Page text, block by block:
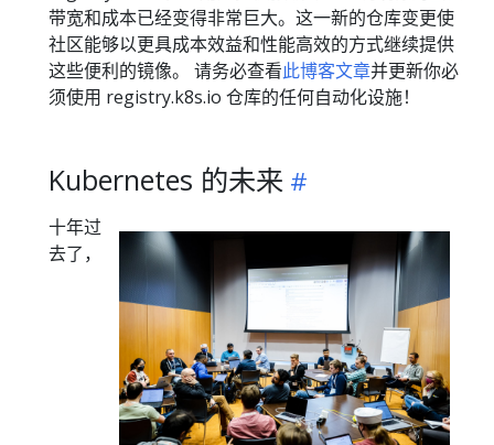
带宽和成本已经变得非常巨大。这一新的仓库变更使
社区能够以更具成本效益和性能高效的方式继续提供
这些便利的镜像。 请务必查看此博客文章并更新你必
须使用 registry.k8s.io 仓库的任何自动化设施！
Kubernetes 的未来
十年过
去了，